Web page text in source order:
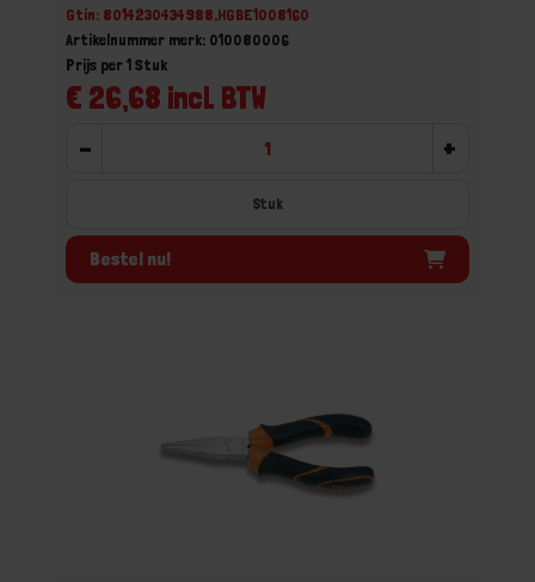
Gtin: 8014230434988,HGBE1008160
Artikelnummer merk: 010080006
€ 26,68 incl. BTW
Prijs per 1 Stuk
- +
Stuk
Bestel nu!